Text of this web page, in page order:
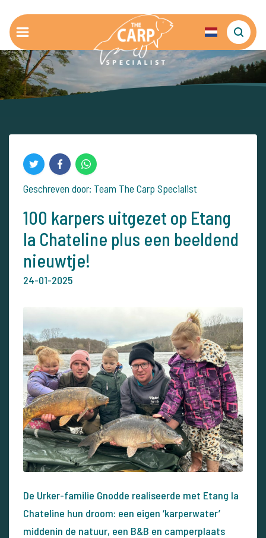
Geschreven door: Team The Carp Specialist
100 karpers uitgezet op Etang
la Chateline plus een beeldend
nieuwtje!
24-01-2025
De Urker-familie Gnodde realiseerde met Etang la
Chateline hun droom: een eigen ‘karperwater’
middenin de natuur, een B&B en camperplaats